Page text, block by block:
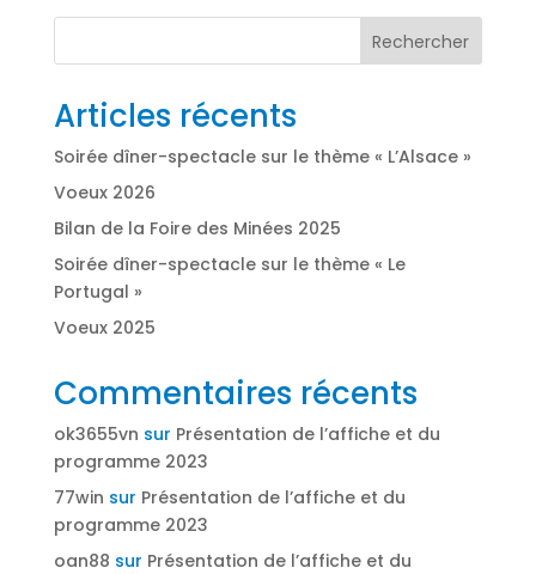
Rechercher
Articles récents
Soirée dîner-spectacle sur le thème « L’Alsace »
Voeux 2026
Bilan de la Foire des Minées 2025
Soirée dîner-spectacle sur le thème « Le
Portugal »
Voeux 2025
Commentaires récents
ok3655vn sur Présentation de l’affiche et du
programme 2023
77win sur Présentation de l’affiche et du
programme 2023
oan88 sur Présentation de l’affiche et du